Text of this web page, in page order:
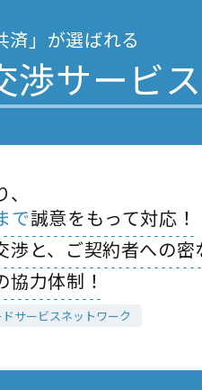
済」が選ばれる
渉サービス
で誠意をもって対応！
渉と、ご契約者への密
協力体制！
サービスネットワーク